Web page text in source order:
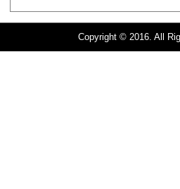
Copyright © 2016. All